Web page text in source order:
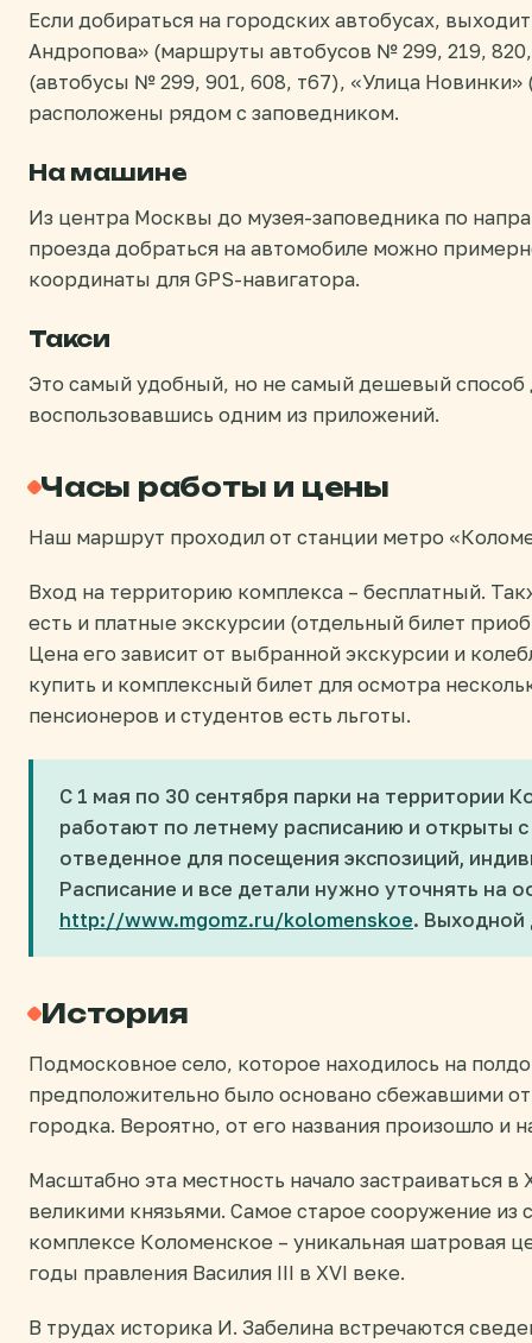
Если добираться на городских автобусах,
Андропова» (маршруты автобусов № 299, 219,
(автобусы № 299, 901, 608, т67), «Улица Новинки»
расположены рядом с заповедником.
На машине
Из центра Москвы до музея-заповедника по
проезда добраться на автомобиле можно
координаты для GPS-навигатора.
Такси
Это самый удобный, но не самый дешевый способ
воспользовавшись одним из приложений.
Часы работы и цены
Наш маршрут проходил от станции метро
Вход на территорию комплекса – бесплатный.
есть и платные экскурсии (отдельный билет
Цена его зависит от выбранной экскурсии и
купить и комплексный билет для осмотра
пенсионеров и студентов есть льготы.
С 1 мая по 30 сентября парки на территории
работают по летнему расписанию и открыты
отведенное для посещения экспозиций,
Расписание и все детали нужно уточнять на
http://www.mgomz.ru/kolomenskoe. Выходной
История
Подмосковное село, которое находилось на
предположительно было основано сбежавшими
городка. Вероятно, от его названия произошло и
Масштабно эта местность начало застраиваться в
великими князьями. Самое старое сооружение из
комплексе Коломенское – уникальная шатровая
годы правления Василия III в XVI веке.
В трудах историка И. Забелина встречаются